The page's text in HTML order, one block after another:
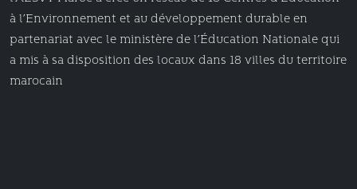
à l’Environnement et au développement durable en
partenariat avec le ministère de l’Éducation Nationale qui
a mis à sa disposition des locaux dans 18 villes du territoire
marocain